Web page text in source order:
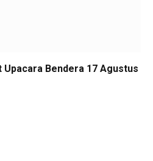
Bendera 17 Agustus